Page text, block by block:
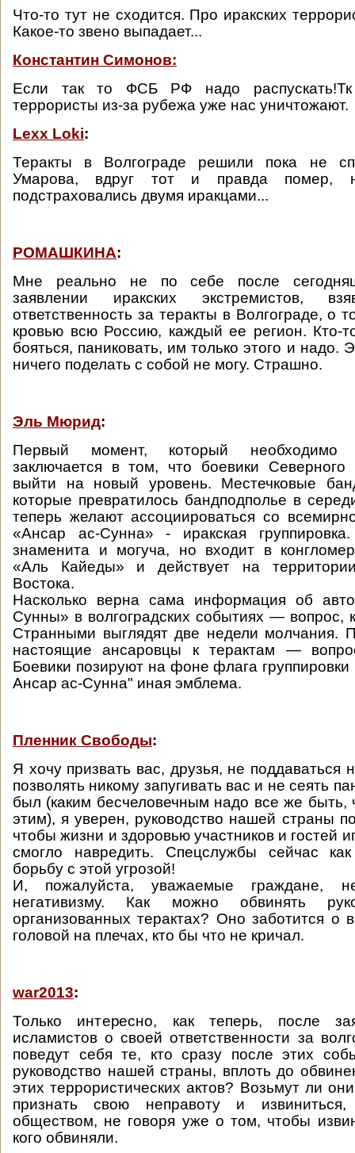
Что-то тут не сходится. Про иракских
Какое-то звено выпадает...
Константин Симонов:
Если так то ФСБ РФ надо распускать!Тк
террористы из-за рубежа уже нас уничтожают.
Lexx Loki:
Теракты в Волгограде решили пока не
Умарова, вдруг тот и правда помер,
подстраховались двумя иракцами...
РОМАШКИНА:
Мне реально не по себе после
заявлении иракских экстремистов,
ответственность за теракты в Волгограде, о
кровью всю Россию, каждый ее регион. Кто-
бояться, паниковать, им только этого и надо.
ничего поделать с собой не могу. Страшно.
Эль Мюрид:
Первый момент, который необходимо
заключается в том, что боевики Северного
выйти на новый уровень. Местечковые
которые превратилось бандподполье в
теперь желают ассоциироваться со
«Ансар ас-Сунна» - иракская
знаменита и могуча, но входит в
«Аль Кайеды» и действует на
Востока.
Насколько верна сама информация об
Сунны» в волгоградских событиях — вопрос,
Странными выглядят две недели молчания.
настоящие ансаровцы к терактам —
Боевики позируют на фоне флага
Ансар ас-Сунна" иная эмблема.
Пленник Свободы:
Я хочу призвать вас, друзья, не поддаваться
позволять никому запугивать вас и не сеять
был (каким бесчеловечным надо все же быть,
этим), я уверен, руководство нашей страны
чтобы жизни и здоровью участников и гостей
смогло навредить. Спецслужбы сейчас
борьбу с этой угрозой!
И, пожалуйста, уважаемые граждане,
негативизму. Как можно обвинять
организованных терактах? Оно заботится о
головой на плечах, кто бы что не кричал.
war2013:
Только интересно, как теперь, после
исламистов о своей ответственности за
поведут себя те, кто сразу после этих
руководство нашей страны, вплоть до
этих террористических актов? Возьмут ли
признать свою неправоту и
обществом, не говоря уже о том, чтобы
кого обвиняли.